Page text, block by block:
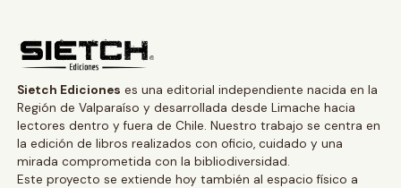
Sietch Ediciones es una editorial independiente nacida en la
Región de Valparaíso y desarrollada desde Limache hacia
lectores dentro y fuera de Chile. Nuestro trabajo se centra en
la edición de libros realizados con oficio, cuidado y una
mirada comprometida con la bibliodiversidad.
Este proyecto se extiende hoy también al espacio físico a